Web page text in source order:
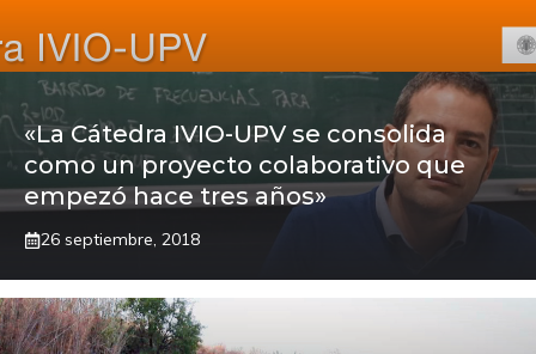
«La Cátedra IVIO-UPV se consolida
como un proyecto colaborativo que
empezó hace tres años»
26 septiembre, 2018